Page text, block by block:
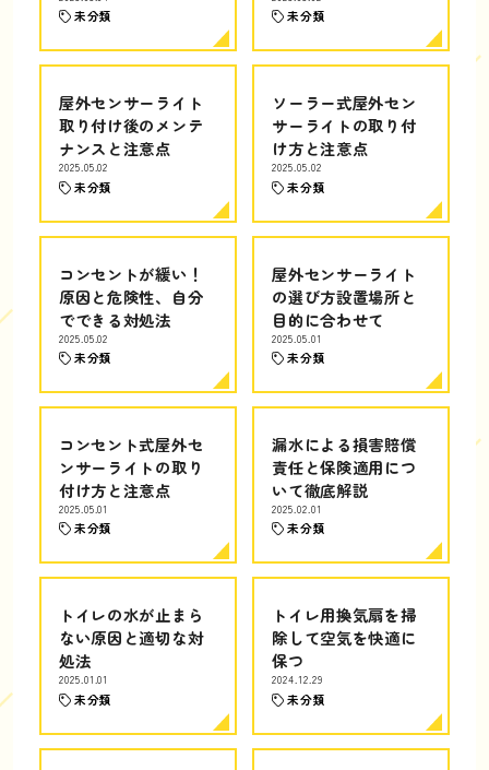
未分類 未分類
屋外センサーライト
取り付け後のメンテ
ナンスと注意点
2025.05.02
未分類
ソーラー式屋外セン
サーライトの取り付
け方と注意点
2025.05.02
未分類
コンセントが緩い！
原因と危険性、自分
でできる対処法
2025.05.02
未分類
屋外センサーライト
の選び方設置場所と
目的に合わせて
2025.05.01
未分類
コンセント式屋外セ
ンサーライトの取り
付け方と注意点
2025.05.01
未分類
漏水による損害賠償
責任と保険適用につ
いて徹底解説
2025.02.01
未分類
トイレの水が止まら
ない原因と適切な対
処法
2025.01.01
未分類
トイレ用換気扇を掃
除して空気を快適に
保つ
2024.12.29
未分類